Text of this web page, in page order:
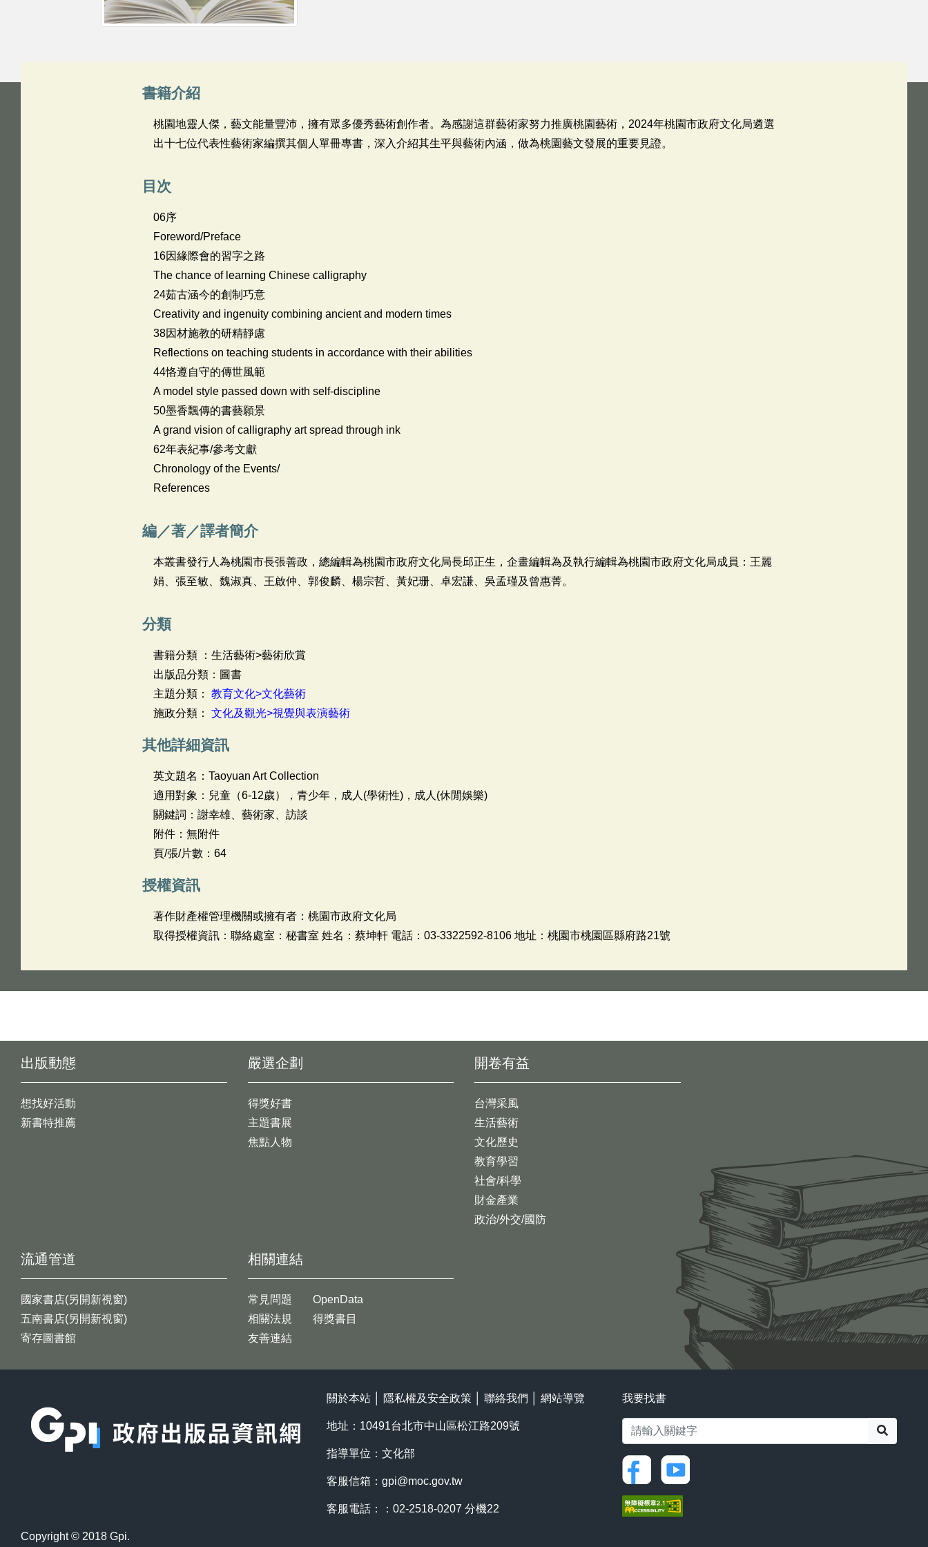
書籍介紹
桃園地靈人傑，藝文能量豐沛，擁有眾多優秀藝術創作者。為感謝這群藝術家努力推廣桃園藝術，2024年桃園市政府文化局遴選
出十七位代表性藝術家編撰其個人單冊專書，深入介紹其生平與藝術內涵，做為桃園藝文發展的重要見證。
目次
06序
Foreword/Preface
16因緣際會的習字之路
The chance of learning Chinese calligraphy
24茹古涵今的創制巧意
Creativity and ingenuity combining ancient and modern times
38因材施教的研精靜慮
Reflections on teaching students in accordance with their abilities
44恪遵自守的傳世風範
A model style passed down with self-discipline
50墨香飄傳的書藝願景
A grand vision of calligraphy art spread through ink
62年表紀事/參考文獻
Chronology of the Events/
References
編／著／譯者簡介
本叢書發行人為桃園市長張善政，總編輯為桃園市政府文化局長邱正生，企畫編輯為及執行編輯為桃園市政府文化局成員：王麗
娟、張至敏、魏淑真、王啟仲、郭俊麟、楊宗哲、黃妃珊、卓宏謙、吳孟瑾及曾惠菁。
分類
書籍分類 ：生活藝術>藝術欣賞
出版品分類：圖書
主題分類： 教育文化>文化藝術
施政分類： 文化及觀光>視覺與表演藝術
其他詳細資訊
英文題名： Taoyuan Art Collection
適用對象：兒童（6-12歲），青少年，成人(學術性)，成人(休閒娛樂)
關鍵詞：謝幸雄、藝術家、訪談
附件：無附件
頁/張/片數：64
授權資訊
著作財產權管理機關或擁有者：桃園市政府文化局
取得授權資訊：聯絡處室：秘書室 姓名：蔡坤軒 電話：03-3322592-8106 地址：桃園市桃園區縣府路21號
出版動態
想找好活動
新書特推薦
開卷有益
台灣采風
生活藝術
文化歷史
教育學習
社會/科學
財金產業
政治/外交/國防
嚴選企劃
得獎好書
主題書展
焦點人物
流通管道
國家書店(另開新視窗)
五南書店(另開新視窗)
寄存圖書館
相關連結
常見問題
相關法規
友善連結
OpenData
得獎書目
關於本站 隱私權及安全政策 聯絡我們 網站導覽
地址：10491台北市中山區松江路209號
指導單位：文化部
客服信箱： gpi@moc.gov.tw
客服電話：：02-2518-0207 分機22
我要找書
Copyright © 2018 Gpi.